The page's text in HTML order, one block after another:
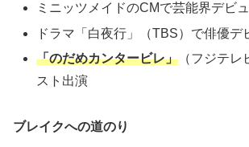
ミニッツメイドのCMで芸能界デビ
ドラマ「白夜行」（TBS）で俳優デ
「のだめカンタービレ」 （フジテ
スト出演
ブレイクへの道のり